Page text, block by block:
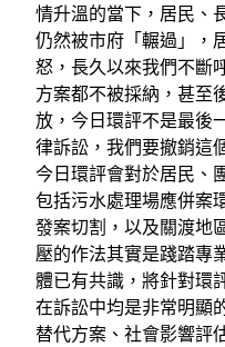
情升溫的當下，居民、
仍然被市府「輾過」，
怒，長久以來我們不斷
方案都不被採納，甚至
放，今日環評不是最後
律訴訟，我們要撤銷這
今日環評會對於居民、
包括污水處理場應併案
發案切割，以及關渡地
壓的作法其實是踐踏專
體已有共識，將針對環
在訴訟中均是非常明顯
替代方案、社會影響評